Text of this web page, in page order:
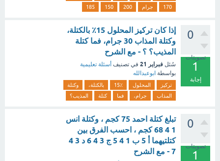
170
جرام 200
150
185
0
تصويتات
1
إجابة
إذا كان تركيز المحلول 15٪ بالكتلة،
وكتلة المذاب 30 جرام، فما كتلة
المذيب؟ ؟ - مع الشرح
سُئل فبراير 21 في تصنيف أسئلة تعليمية
بواسطة ابوعبدالله
تركيز المحلول 15٪ بالكتلة،
وكتلة
المذاب
جرام، فما كتلة المذيب؟
0
تصويتات
1
تبلغ كتلة احمد 75 كجم ، وكتلة انس
1 4 68 كجم ، احسب الفرق بين
كتلتيهما أ 5 ب 1 4 5 ج 3 4 6 د 3 4
7 - مع الشرح